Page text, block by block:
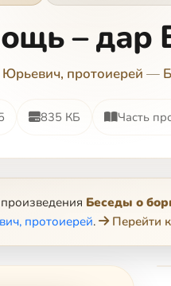
– дар
протоиерей —
835 КБ Часть
Беседы о
протоиерей. Перейти